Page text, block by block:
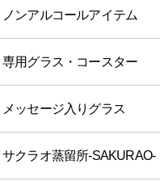
ノンアルコールアイテム
専用グラス・コースター
メッセージ入りグラス
サクラオ蒸留所-SAKURAO-